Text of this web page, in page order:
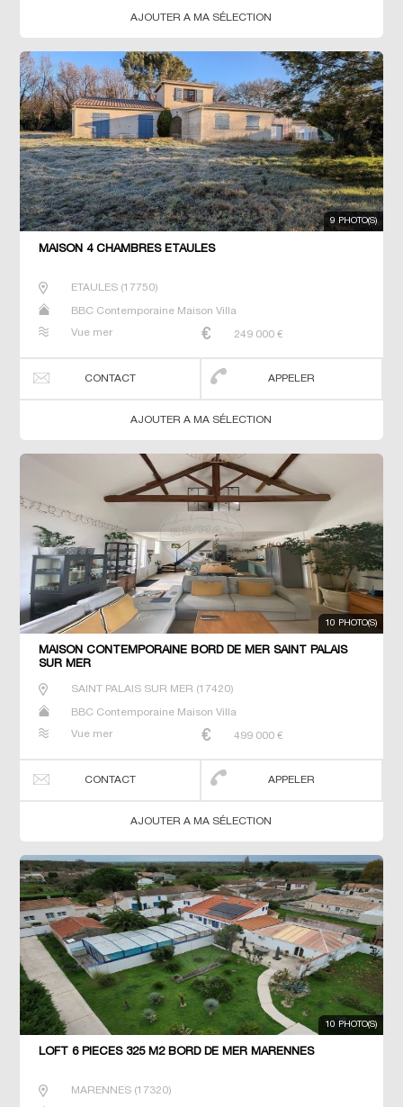
AJOUTER A MA SÉLECTION
9 PHOTO(S)
MAISON 4 CHAMBRES ETAULES
ETAULES(17750)
BBC Contemporaine Maison Villa
Vue mer 249 000 €
CONTACT APPELER
AJOUTER A MA SÉLECTION
10 PHOTO(S)
MAISON CONTEMPORAINE BORD DE MER SAINT PALAIS
SUR MER
SAINT PALAIS SUR MER (17420)
BBC Contemporaine Maison Villa
Vue mer 499 000 €
CONTACT APPELER
AJOUTER A MA SÉLECTION
10 PHOTO(S)
LOFT 6 PIECES 325 M2 BORD DE MER MARENNES
MARENNES(17320)